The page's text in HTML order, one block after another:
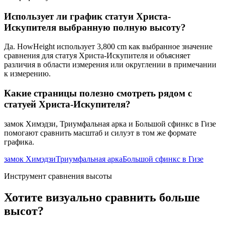
Использует ли график статуи Христа-
Искупителя выбранную полную высоту?
Да. HowHeight использует 3,800 cm как выбранное значение
сравнения для статуя Христа-Искупителя и объясняет
различия в области измерения или округлении в примечании
к измерению.
Какие страницы полезно смотреть рядом с
статуей Христа-Искупителя?
замок Химэдзи, Триумфальная арка и Большой сфинкс в Гизе
помогают сравнить масштаб и силуэт в том же формате
графика.
замок ХимэдзиТриумфальная аркаБольшой сфинкс в Гизе
Инструмент сравнения высоты
Хотите визуально сравнить больше
высот?